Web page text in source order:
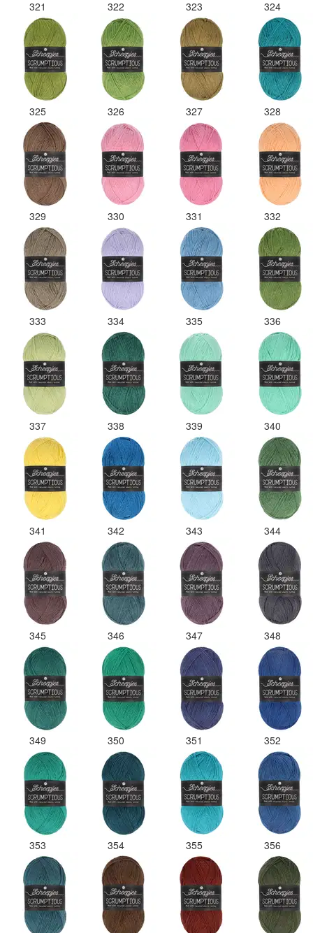
321 322 323 324
325 326 327 328
329 330 331 332
333 334 335 336
337 338 339 340
341 342 343 344
345 346 347 348
349 350 351 352
353 354 355 356